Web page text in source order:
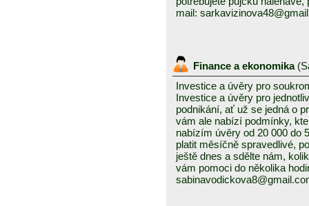
mail:
Finance a ekonomika (
Investice a úvěry pro
Investice a úvěry pro
podnikání, ať už se jedná o
vám ale nabízí podmínky,
nabízím úvěry od 20 000 do
platit měsíčně spravedlivé,
ještě dnes a sdělte nám,
vám pomoci do několika